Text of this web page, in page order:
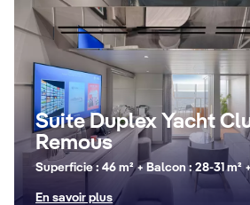
Suite Duplex Yacht
Remous
Superficie : 46 m² + Balcon : 28-31 m²
En savoir plus